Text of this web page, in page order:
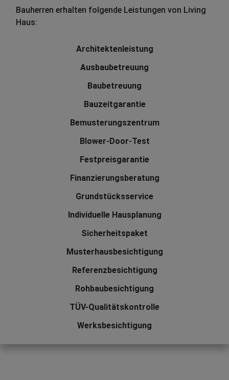
Bauherren erhalten folgende Leistungen von Living
Haus:
Architektenleistung
Ausbaubetreuung
Baubetreuung
Bauzeitgarantie
Bemusterungszentrum
Blower-Door-Test
Festpreisgarantie
Finanzierungsberatung
Grundstücksservice
Individuelle Hausplanung
Sicherheitspaket
Musterhausbesichtigung
Referenzbesichtigung
Rohbaubesichtigung
TÜV-Qualitätskontrolle
Werksbesichtigung